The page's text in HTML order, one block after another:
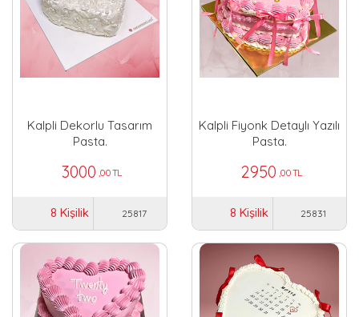
Kalpli Dekorlu Tasarım
Pasta.
3000 ,00 TL
8 Kişilik 25817
Kalpli Fiyonk Detaylı Yazılı
Pasta.
2950 ,00 TL
8 Kişilik 25831